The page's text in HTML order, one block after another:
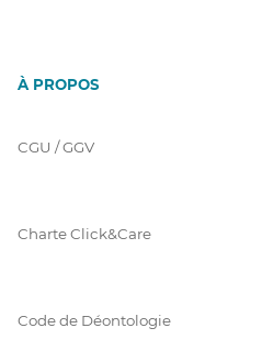
À PROPOS
CGU / GGV
Charte Click&Care
Code de Déontologie